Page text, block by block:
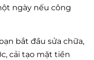
ngày nếu công
bắt đầu sửa chữa,
cải tạo mặt tiền